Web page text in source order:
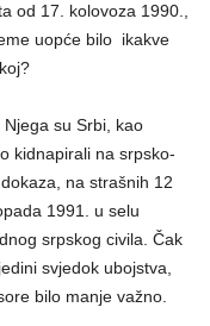
od 17. kolovoza 1990.,
uopće bilo ikakve
su Srbi, kao
kidnapirali na srpsko-
na strašnih 12
1991. u selu
srpskog civila. Čak
svjedok ubojstva,
bilo manje važno.